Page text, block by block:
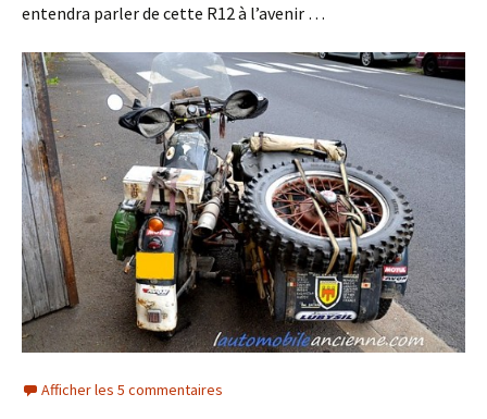
entendra parler de cette R12 à l’avenir …
Afficher les 5 commentaires